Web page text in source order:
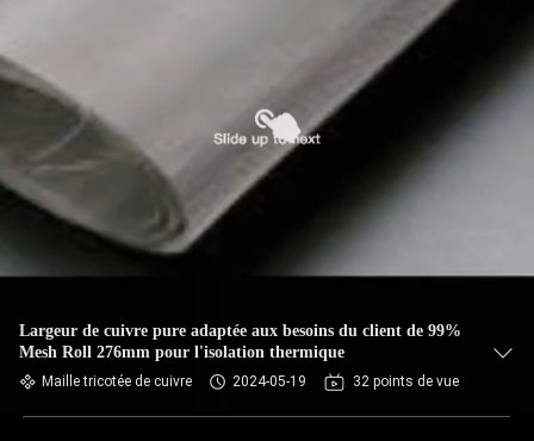
Largeur de cuivre pure adaptée aux besoins du client de 99%
Mesh Roll 276mm pour l'isolation thermique
Maille tricotée de cuivre 2024-05-19 32 points de vue